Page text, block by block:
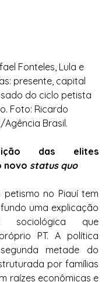
Fonteles, Lula e
presente, capital
do ciclo petista
Foto: Ricardo
Brasil.
das elites
novo status quo
no Piauí tem
uma explicação
sociológica que
PT. A política
metade do
por famílias
raízes econômicas e